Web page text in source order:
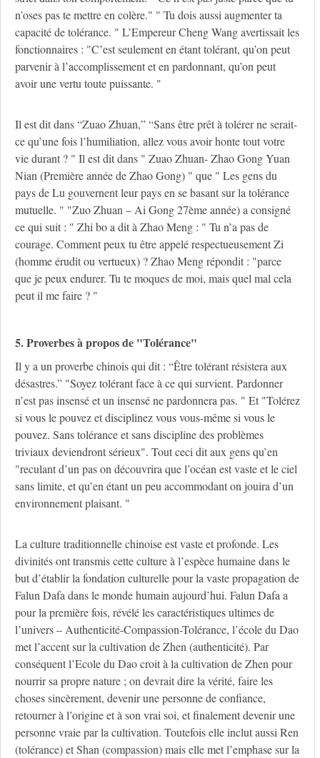
n’oses pas te mettre en colère." " Tu dois aussi augmenter ta
capacité de tolérance. " L’Empereur Cheng Wang avertissait les
fonctionnaires : "C’est seulement en étant tolérant, qu’on peut
parvenir à l’accomplissement et en pardonnant, qu’on peut
avoir une vertu toute puissante. "
Il est dit dans “Zuao Zhuan,” “Sans être prêt à tolérer ne serait-
ce qu’une fois l’humiliation, allez vous avoir honte tout votre
vie durant ? " Il est dit dans " Zuao Zhuan- Zhao Gong Yuan
Nian (Première année de Zhao Gong) " que " Les gens du
pays de Lu gouvernent leur pays en se basant sur la tolérance
mutuelle. " "Zuo Zhuan – Ai Gong 27ème année) a consigné
ce qui suit : " Zhi bo a dit à Zhao Meng : " Tu n’a pas de
courage. Comment peux tu être appelé respectueusement Zi
(homme érudit ou vertueux) ? Zhao Meng répondit : "parce
que je peux endurer. Tu te moques de moi, mais quel mal cela
peut il me faire ? "
5. Proverbes à propos de "Tolérance"
Il y a un proverbe chinois qui dit : “Être tolérant résistera aux
désastres.” "Soyez tolérant face à ce qui survient. Pardonner
n’est pas insensé et un insensé ne pardonnera pas. " Et "Tolérez
si vous le pouvez et disciplinez vous vous-même si vous le
pouvez. Sans tolérance et sans discipline des problèmes
triviaux deviendront sérieux". Tout ceci dit aux gens qu’en
"reculant d’un pas on découvrira que l’océan est vaste et le ciel
sans limite, et qu’en étant un peu accommodant on jouira d’un
environnement plaisant. "
La culture traditionnelle chinoise est vaste et profonde. Les
divinités ont transmis cette culture à l’espèce humaine dans le
but d’établir la fondation culturelle pour la vaste propagation de
Falun Dafa dans le monde humain aujourd’hui. Falun Dafa a
pour la première fois, révélé les caractéristiques ultimes de
l’univers – Authenticité-Compassion-Tolérance, l’école du Dao
met l’accent sur la cultivation de Zhen (authenticité). Par
conséquent l’Ecole du Dao croit à la cultivation de Zhen pour
nourrir sa propre nature ; on devrait dire la vérité, faire les
choses sincèrement, devenir une personne de confiance,
retourner à l’origine et à son vrai soi, et finalement devenir une
personne vraie par la cultivation. Toutefois elle inclut aussi Ren
(tolérance) et Shan (compassion) mais elle met l’emphase sur la